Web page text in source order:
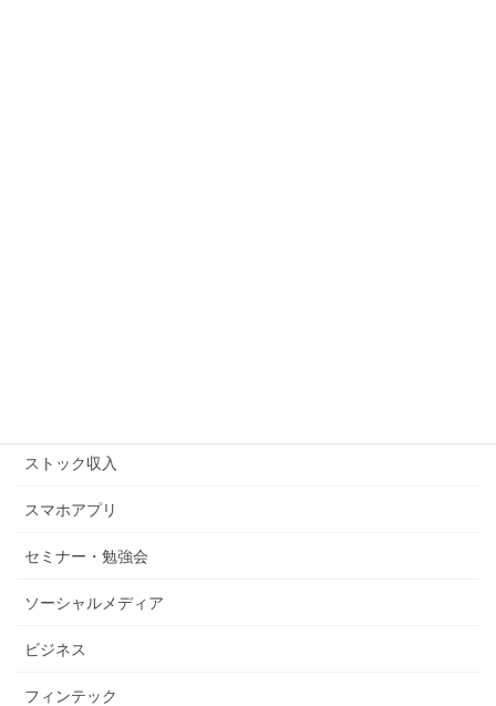
ストック収入
スマホアプリ
セミナー・勉強会
ソーシャルメディア
ビジネス
フィンテック